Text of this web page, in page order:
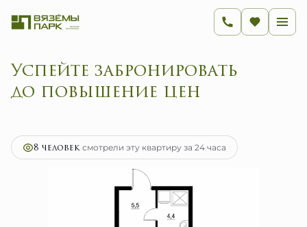
Успейте забронировать
до повышение цен
1-комнатная29.5 м2
8 человексмотрели эту квартиру за 24 часа